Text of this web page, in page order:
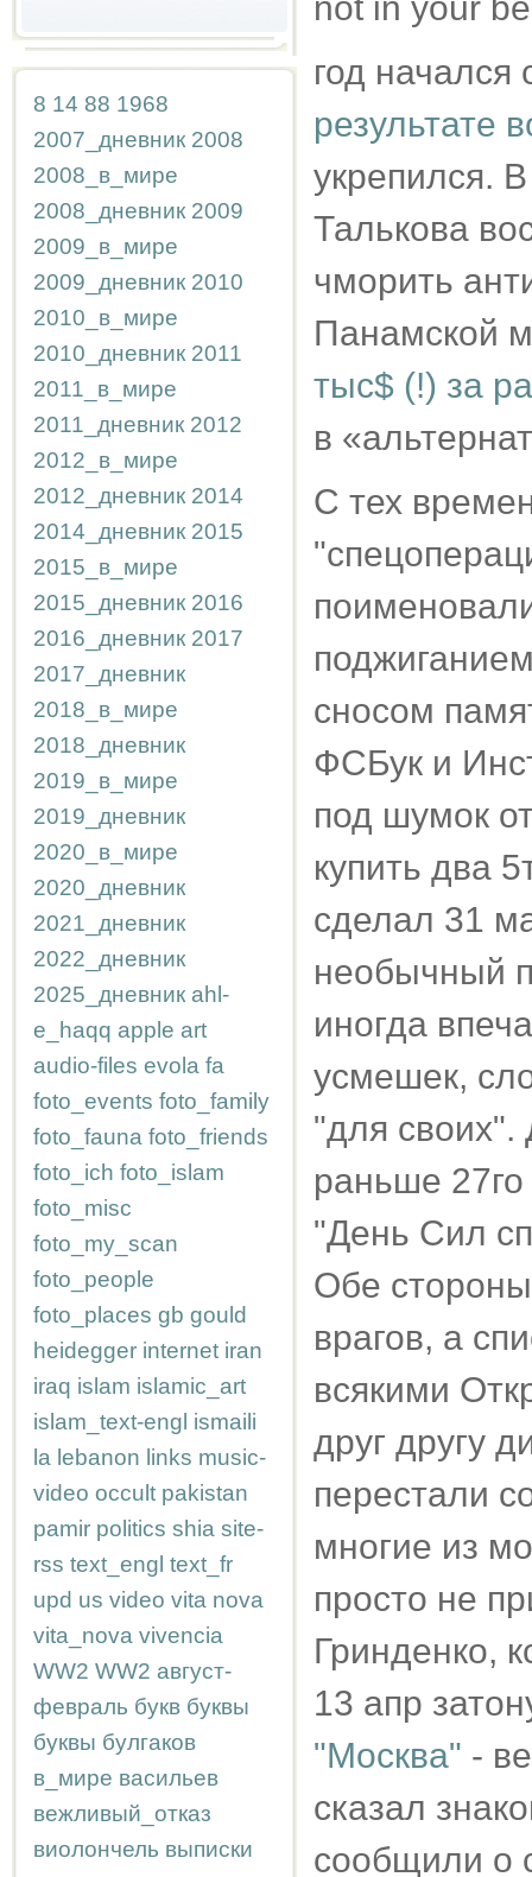
8 14 88 1968
2007_дневник 2008
2008_в_мире
2008_дневник 2009
2009_в_мире
2009_дневник 2010
2010_в_мире
2010_дневник 2011
2011_в_мире
2011_дневник 2012
2012_в_мире
2012_дневник 2014
2014_дневник 2015
2015_в_мире
2015_дневник 2016
2016_дневник 2017
2017_дневник
2018_в_мире
2018_дневник
2019_в_мире
2019_дневник
2020_в_мире
2020_дневник
2021_дневник
2022_дневник
2025_дневник ahl-
e_haqq apple art
audio-files evola fa
foto_events foto_family
foto_fauna foto_friends
foto_ich foto_islam
foto_misc
foto_my_scan
foto_people
foto_places gb gould
heidegger internet iran
iraq islam islamic_art
islam_text-engl ismaili
la lebanon links music-
video occult pakistan
pamir politics shia site-
rss text_engl text_fr
upd us video vita nova
vita_nova vivencia
WW2 WW2 август-
февраль букв буквы
буквы булгаков
в_мире васильев
вежливый_отказ
виолончель выписки
год начался
результате
укрепился.
Талькова
чморить
Панамской
тыс$ (!) за
в
С тех
сносом
ФСБук и
под шумок
купить два
сделал 31
необычный
иногда
усмешек,
"для своих".
раньше
"День Сил
Обе
врагов, а
всякими
друг другу
перестали
многие из
просто не
Гринденко,
13 апр
"Москва" -
сказал
сообщили о